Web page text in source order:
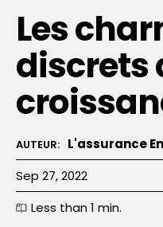
Les
discrets
AUTEUR: L'assurance
Sep 27, 2022
Less than 1 min.